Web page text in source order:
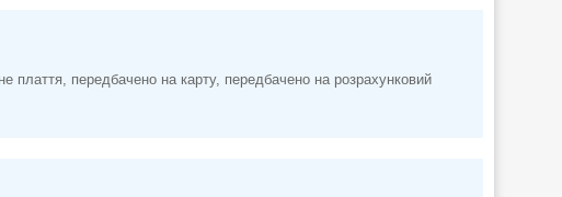
передбачено на карту, передбачено на розрахунковий